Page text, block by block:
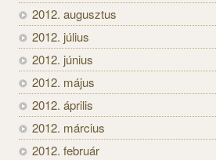
2012. augusztus
2012. július
2012. június
2012. május
2012. április
2012. március
2012. február